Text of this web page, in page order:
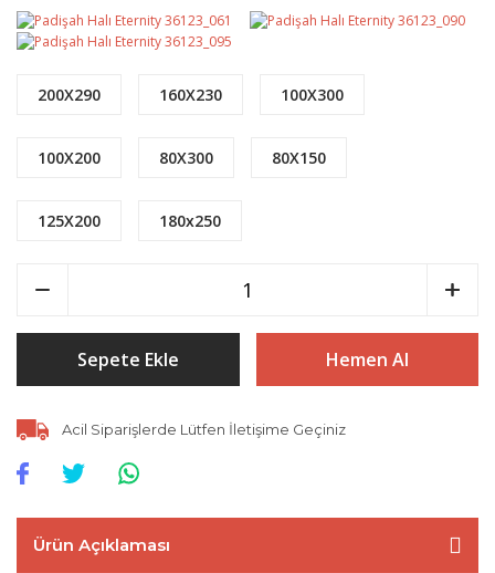
200X290 160X230 100X300
100X200 80X300 80X150
125X200 180x250
Sepete Ekle Hemen Al
Acil Siparişlerde Lütfen İletişime Geçiniz
Ürün Açıklaması